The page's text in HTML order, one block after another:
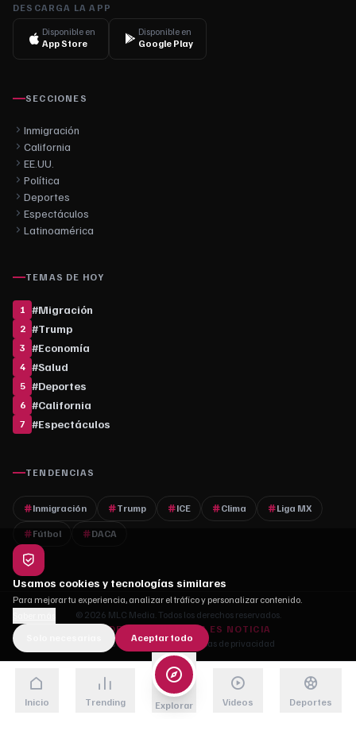
DESCARGA LA APP
Disponible en
App Store
Disponible en
Google Play
SECCIONES
Inmigración
California
EE.UU.
Política
Deportes
Espectáculos
Latinoamérica
TEMAS DE HOY
1 #Migración
2 #Trump
3 #Economía
4 #Salud
5 #Deportes
6 #California
7 #Espectáculos
TENDENCIAS
Inmigración Trump ICE Clima Liga MX
Fútbol DACA
© 2026 MLC Media. Todos los derechos reservados.
DONDE CADA HISTORIA ES NOTICIA
Quiénes somos·Contacto·Políticas de privacidad
Usamos cookies y tecnologías similares
Para mejorar tu experiencia, analizar el tráfico y personalizar contenido.
Aceptar todo
Inicio Trending Explorar Videos Deportes